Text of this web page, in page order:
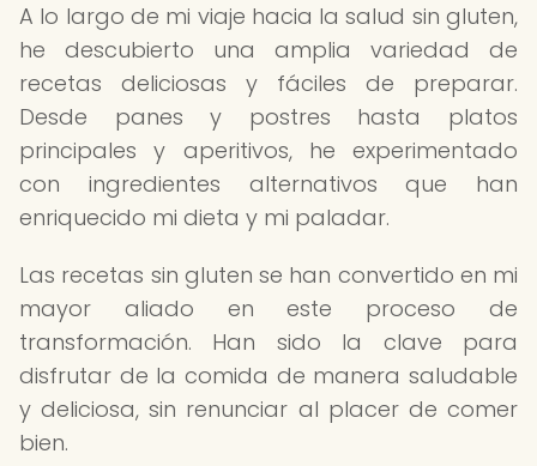
A lo largo de mi viaje hacia la salud sin gluten,
he descubierto una amplia variedad de
recetas deliciosas y fáciles de preparar.
Desde panes y postres hasta platos
principales y aperitivos, he experimentado
con ingredientes alternativos que han
enriquecido mi dieta y mi paladar.
Las recetas sin gluten se han convertido en mi
mayor aliado en este proceso de
transformación. Han sido la clave para
disfrutar de la comida de manera saludable
y deliciosa, sin renunciar al placer de comer
bien.